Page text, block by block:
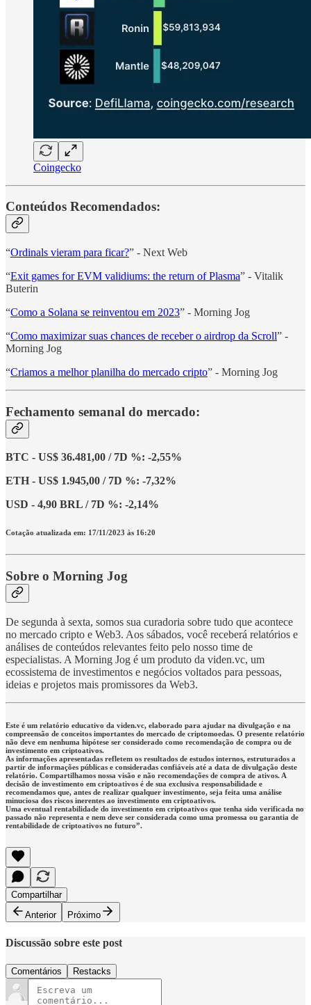
Coingecko
Conteúdos Recomendados:
“Ordinals vieram para ficar?” - Next Web
“Exit games for EVM validiums: the return of Plasma” - Vitalik
Buterin
“Como a Solana se reinventou em 2023” - Morning Jog
“Como maximizar suas chances de receber o airdrop da Scroll” -
Morning Jog
“Criamos a melhor planilha do mercado cripto” - Morning Jog
Fechamento semanal do mercado:
BTC - US$ 36.481,00 / 7D %: -2,55%
ETH - US$ 1.945,00 / 7D %: -7,32%
USD - 4,90 BRL / 7D %: -2,14%
Cotação atualizada em: 17/11/2023 às 16:20
Sobre o Morning Jog
De segunda à sexta, somos sua curadoria sobre tudo que acontece
no mercado cripto e Web3. Aos sábados, você receberá relatórios e
análises de conteúdos relevantes feito pelo nosso time de
especialistas. A Morning Jog é um produto da viden.vc, um
ecossistema de investimentos e negócios voltados para pessoas,
ideias e projetos mais promissores da Web3.
Este é um relatório educativo da viden.vc, elaborado para ajudar na divulgação e na
compreensão de conceitos importantes do mercado de criptomoedas. O presente relatório
não deve em nenhuma hipótese ser considerado como recomendação de compra ou de
investimento em criptoativos.
As informações apresentadas refletem os resultados de estudos internos, estruturados a
partir de informações públicas e consideradas confiáveis até a data de divulgação deste
relatório. Compartilhamos nossa visão e não recomendações de compra de ativos. A
decisão de investimento em criptoativos é de sua exclusiva responsabilidade e
recomendamos que, antes de realizar qualquer investimento, seja feita uma análise
minuciosa dos riscos inerentes ao investimento em criptoativos.
Uma eventual rentabilidade do investimento em criptoativos que tenha sido verificada no
passado não representa e nem deve ser considerada como uma promessa ou garantia de
rentabilidade de criptoativos no futuro”.
Compartilhar
Anterior
Próximo
Discussão sobre este post
Comentários Restacks